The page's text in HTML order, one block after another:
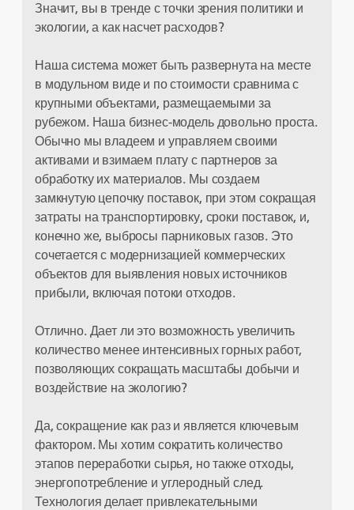
Значит, вы в тренде с точки зрения политики и
экологии, а как насчет расходов?
Наша система может быть развернута на месте
в модульном виде и по стоимости сравнима с
крупными объектами, размещаемыми за
рубежом. Наша бизнес-модель довольно проста.
Обычно мы владеем и управляем своими
активами и взимаем плату с партнеров за
обработку их материалов. Мы создаем
замкнутую цепочку поставок, при этом сокращая
затраты на транспортировку, сроки поставок, и,
конечно же, выбросы парниковых газов. Это
сочетается с модернизацией коммерческих
объектов для выявления новых источников
прибыли, включая потоки отходов.
Отлично. Дает ли это возможность увеличить
количество менее интенсивных горных работ,
позволяющих сокращать масштабы добычи и
воздействие на экологию?
Да, сокращение как раз и является ключевым
фактором. Мы хотим сократить количество
этапов переработки сырья, но также отходы,
энергопотребление и углеродный след.
Технология делает привлекательными